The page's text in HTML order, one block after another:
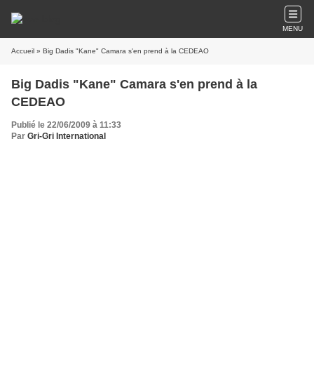
MENU
Accueil » Big Dadis "Kane" Camara s'en prend à la CEDEAO
Big Dadis "Kane" Camara s'en prend à la
CEDEAO
Publié le 22/06/2009 à 11:33
Par Gri-Gri International